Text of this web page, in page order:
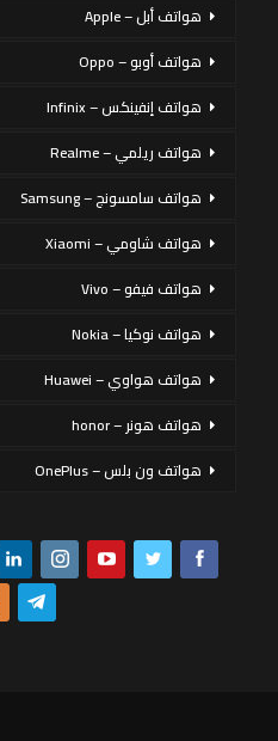
هواتف أبل – Apple
هواتف أوبو – Oppo
هواتف إنفينكس – Infinix
هواتف ريلمي – Realme
هواتف سامسونج – Samsung
هواتف شاومي – Xiaomi
هواتف فيفو – Vivo
هواتف نوكيا – Nokia
هواتف هواوي – Huawei
هواتف هونر – honor
هواتف ون بلس – OnePlus